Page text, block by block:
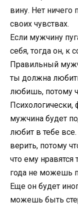
вину. Нет ничего
своих чувствах.
Если мужчину
себя, тогда он, к
Правильный
ты должна
любишь, потому
Психологически,
мужчина будет
любит в тебе
верить, потому
что ему
года не можешь
Еще он будет
можешь быть